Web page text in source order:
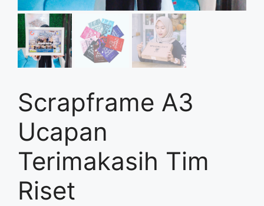
Scrapframe A3
Ucapan
Terimakasih Tim
Riset